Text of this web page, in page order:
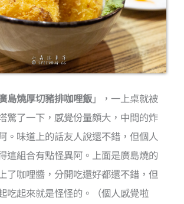
島燒厚切豬排咖哩飯」，一上桌就被
驚了一下，感覺份量頗大，中間的炸
。味道上的話友人說還不錯，但個人
這組合有點怪異阿。上面是廣島燒的
了咖哩醬，分開吃還好都還不錯，但
吃起來就是怪怪的。（個人感覺啦